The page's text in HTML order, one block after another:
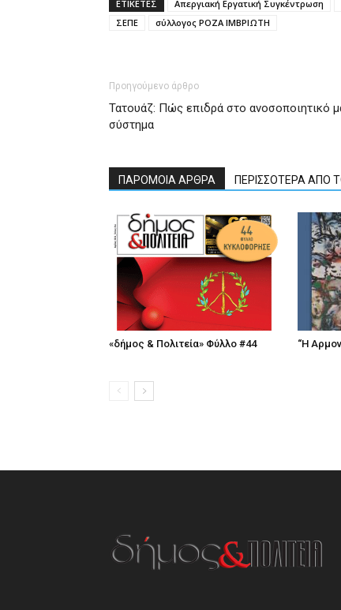
ΕΤΙΚΕΤΕΣ Απεργιακή Εργατική Συγκέντρωση
ΣΕΠΕ
σύλλογος ΡΟΖΑ ΙΜΒΡΙΩΤΗ
Προηγούμενο άρθρο
Τατουάζ: Πώς επιδρά στο ανοσοποιητικό
σύστημα
ΠΑΡΟΜΟΙΑ ΑΡΘΡΑ ΠΕΡΙΣΣΟΤΕΡΑ ΑΠΟ
«δήμος & Πολιτεία» Φύλλο #44 “Η